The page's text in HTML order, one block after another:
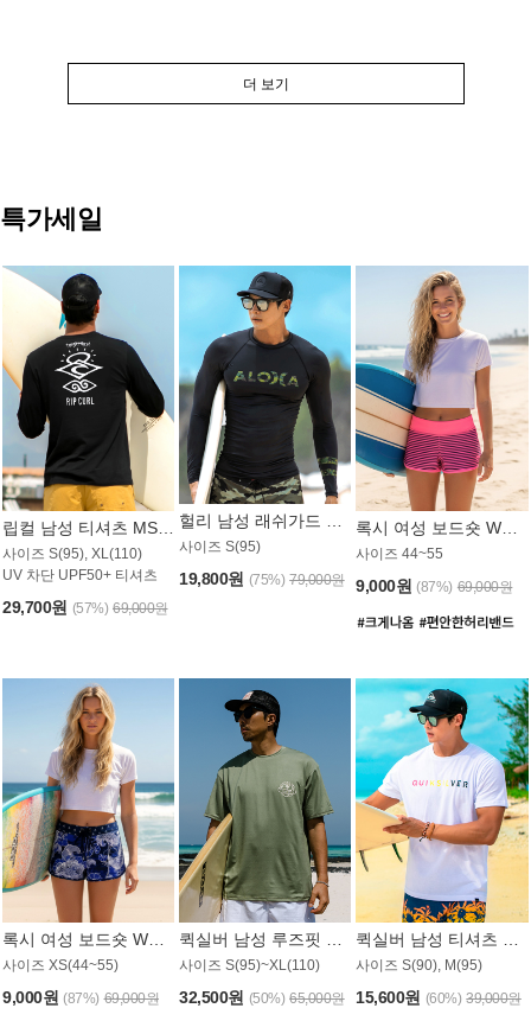
더 보기
특가세일
사이즈 S(95), XL(110)
UV 차단 UPF50+ 티셔츠
29,700원 (57%) 69,000원
사이즈 S(95)
19,800원 (75%) 79,000원
사이즈 44~55
9,000원 (87%) 69,000원
사이즈 XS(44~55)
9,000원 (87%) 69,000원
사이즈 S(95)~XL(110)
32,500원 (50%) 65,000원
사이즈 S(90), M(95)
15,600원 (60%) 39,000원